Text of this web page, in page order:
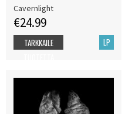
Cavernlight
€24.99
LP
TARKKAILE